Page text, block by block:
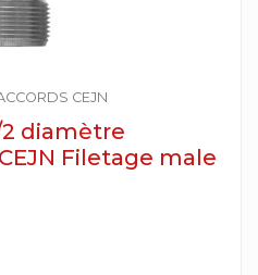
CEJN
diamètre
Filetage male